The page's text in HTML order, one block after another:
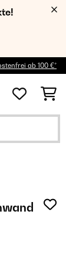
ab 100 €*